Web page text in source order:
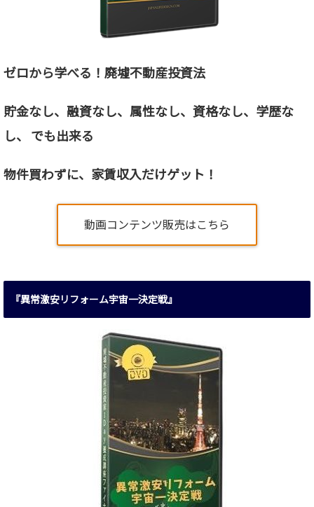
ゼロから学べる！廃墟不動産投資法
貯金なし、融資なし、属性なし、資格なし、 学歴な
し、 でも出来る
物件買わずに、家賃収入だけゲット！
動画コンテンツ販売はこちら
『異常激安リフォーム宇宙一決定戦』